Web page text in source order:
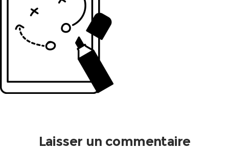
Laisser un commentaire